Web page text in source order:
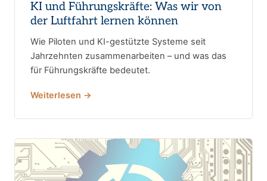
KI und Führungskräfte: Was wir von
der Luftfahrt lernen können
Wie Piloten und KI-gestützte Systeme seit
Jahrzehnten zusammenarbeiten – und was das
für Führungskräfte bedeutet.
Weiterlesen →